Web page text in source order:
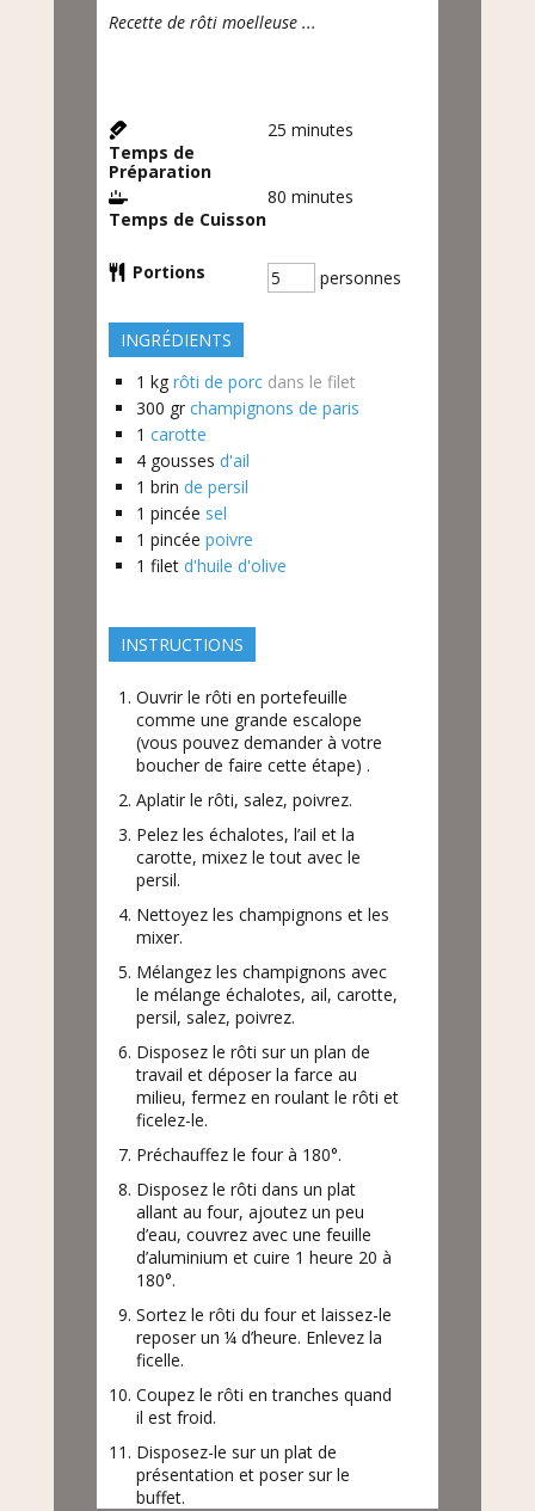
Recette de rôti moelleuse ...
Temps de
Préparation
25 minutes
Temps de Cuisson
80 minutes
Portions personnes
INGRÉDIENTS
1 kg rôti de porc dans le filet
300 gr champignons de paris
1 carotte
4 gousses d'ail
1 brin de persil
1 pincée sel
1 pincée poivre
1 filet d'huile d'olive
INSTRUCTIONS
Ouvrir le rôti en portefeuille
comme une grande escalope
(vous pouvez demander à votre
boucher de faire cette étape) .
Aplatir le rôti, salez, poivrez.
Pelez les échalotes, l’ail et la
carotte, mixez le tout avec le
persil.
Nettoyez les champignons et les
mixer.
Mélangez les champignons avec
le mélange échalotes, ail, carotte,
persil, salez, poivrez.
Disposez le rôti sur un plan de
travail et déposer la farce au
milieu, fermez en roulant le rôti et
ficelez-le.
Préchauffez le four à 180°.
Disposez le rôti dans un plat
allant au four, ajoutez un peu
d’eau, couvrez avec une feuille
d’aluminium et cuire 1 heure 20 à
180°.
Sortez le rôti du four et laissez-le
reposer un ¼ d’heure. Enlevez la
ficelle.
Coupez le rôti en tranches quand
il est froid.
Disposez-le sur un plat de
présentation et poser sur le
buffet.